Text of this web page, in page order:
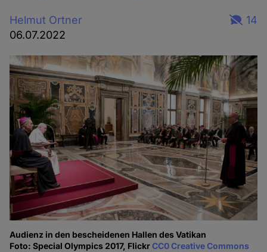
Helmut Ortner
06.07.2022
14
Audienz in den bescheidenen Hallen des Vatikan
Foto: Special Olympics 2017, FlickrCC0 Creative Commons